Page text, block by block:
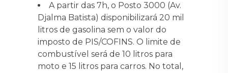
A partir das 7h, o Posto 3000 (Av.
Djalma Batista) disponibilizará 20 mil
litros de gasolina sem o valor do
imposto de PIS/COFINS. O limite de
combustível será de 10 litros para
moto e 15 litros para carros. No total,